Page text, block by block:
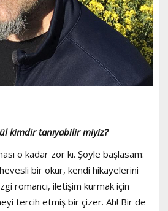
kimdir tanıyabilir miyiz?
o kadar zor ki. Şöyle başlasam:
bir okur, kendi hikayelerini
romancı, iletişim kurmak için
tercih etmiş bir çizer. Ah! Bir de